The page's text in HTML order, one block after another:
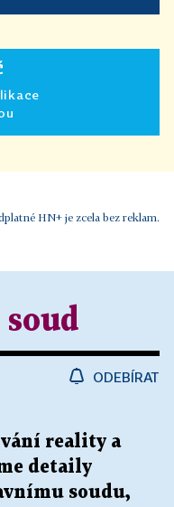
HN+ je zcela bez reklam.
ODEBÍRAT
reality a
detaily
soudu,